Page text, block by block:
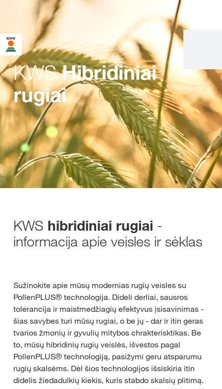
KWSHibridiniai
rugiai
KWS hibridiniai rugiai -
informacija apie veisles ir sėklas
Sužinokite apie mūsų modernias rugių veisles su
PollenPLUS® technologija. Dideli derliai, sausros
tolerancija ir maistmedžiagių efektyvus įsisavinimas -
šias savybes turi mūsų rugiai, o be jų - dar ir itin geras
tvarios žmonių ir gyvulių mitybos chrakterisktikas. Be
to, mūsų hibridinių rugių veislės, išvestos pagal
PollenPLUS® technologiją, pasižymi geru atsparumu
rugių skalsėms. Dėl šios technologijos išsiskiria itin
didelis žiedadulkių kiekis, kuris stabdo skalsių plitimą.